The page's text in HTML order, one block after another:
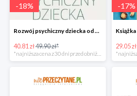
-18%
Rozwój psychiczny dziecka od 0 do 10 lat w super cenie
40.81 zł49.90 zł*
-17%
29.05 zł